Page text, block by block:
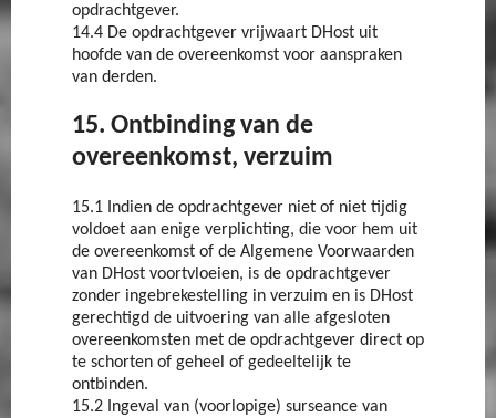
opdrachtgever.
14.4 De opdrachtgever vrijwaart DHost uit
hoofde van de overeenkomst voor aanspraken
van derden.
15. Ontbinding van de
overeenkomst, verzuim
15.1 Indien de opdrachtgever niet of niet tijdig
voldoet aan enige verplichting, die voor hem uit
de overeenkomst of de Algemene Voorwaarden
van DHost voortvloeien, is de opdrachtgever
zonder ingebrekestelling in verzuim en is DHost
gerechtigd de uitvoering van alle afgesloten
overeenkomsten met de opdrachtgever direct op
te schorten of geheel of gedeeltelijk te
ontbinden.
15.2 Ingeval van (voorlopige) surseance van